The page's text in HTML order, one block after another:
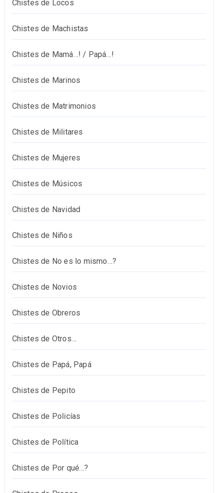
Chistes de Locos
Chistes de Machistas
Chistes de Mamá…! / Papá…!
Chistes de Marinos
Chistes de Matrimonios
Chistes de Militares
Chistes de Mujeres
Chistes de Músicos
Chistes de Navidad
Chistes de Niños
Chistes de No es lo mismo…?
Chistes de Novios
Chistes de Obreros
Chistes de Otros…
Chistes de Papá, Papá
Chistes de Pepito
Chistes de Policías
Chistes de Política
Chistes de Por qué…?